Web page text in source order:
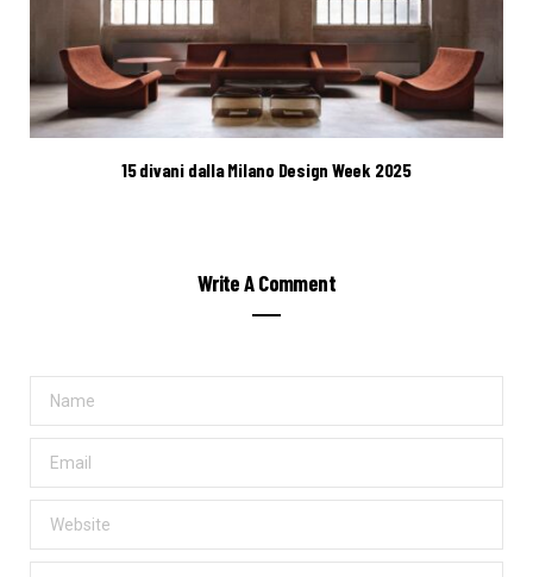
15 divani dalla Milano Design Week 2025
Write A Comment